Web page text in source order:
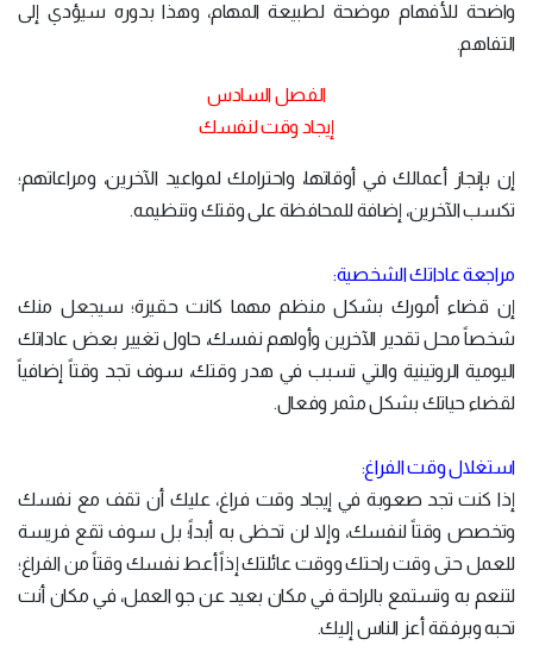
واضحة للأفهام موضحة لطبيعة المهام، وهذا بدوره سيؤدي إلى
التفاهم.
الفصل السادس
إيجاد وقت لنفسك
إن بإنجاز أعمالك في أوقاتها، واحترامك لمواعيد الآخرين، ومراعاتهم؛
تكسب الآخرين، إضافة للمحافظة على وقتك وتنظيمه.
مراجعة عاداتك الشخصية:
إن قضاء أمورك بشكل منظم مهما كانت حقيرة؛ سيجعل منك
شخصاً محل تقدير الآخرين وأولهم نفسك، حاول تغيير بعض عاداتك
اليومية الروتينية والتي تسبب في هدر وقتك، سوف تجد وقتاً إضافياً
لقضاء حياتك بشكل مثمر وفعال.
استغلال وقت الفراغ:
إذا كنت تجد صعوبة في إيجاد وقت فراغ، عليك أن تقف مع نفسك
وتخصص وقتاً لنفسك، وإلا لن تحظى به أبداً؛ بل سوف تقع فريسة
للعمل حتى وقت راحتك ووقت عائلتك إذاً أعط نفسك وقتاً من الفراغ؛
لتنعم به وتستمع بالراحة في مكان بعيد عن جو العمل، في مكان أنت
تحبه وبرفقة أعز الناس إليك.